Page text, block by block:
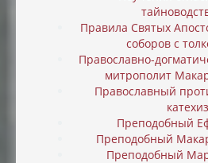
Правила Святых
соборов с
Православно-
митрополит
Православный
Преподобный
Преподобный
Преподобный